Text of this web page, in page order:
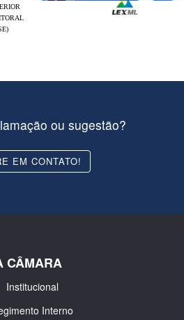
ou sugestão?
EM CONTATO!
CÂMARA
Institucional
Interno